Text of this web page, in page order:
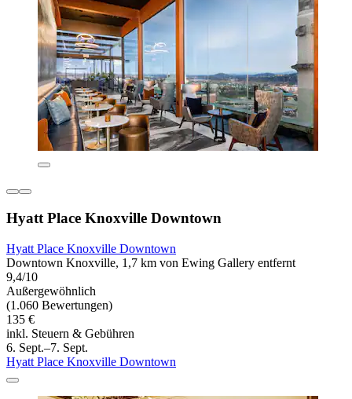
Hyatt Place Knoxville Downtown
Hyatt Place Knoxville Downtown
Downtown Knoxville, 1,7 km von Ewing Gallery entfernt
9,4/10
Außergewöhnlich
(1.060 Bewertungen)
135 €
inkl. Steuern & Gebühren
6. Sept.–7. Sept.
Hyatt Place Knoxville Downtown